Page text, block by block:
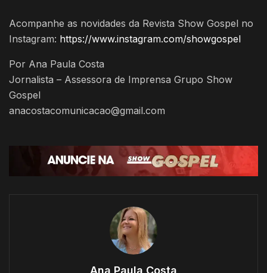
Acompanhe as novidades da Revista Show Gospel no
Instagram: https://www.instagram.com/showgospel
Por Ana Paula Costa
Jornalista – Assessora de Imprensa Grupo Show
Gospel
anacostacomunicacao@gmail.com